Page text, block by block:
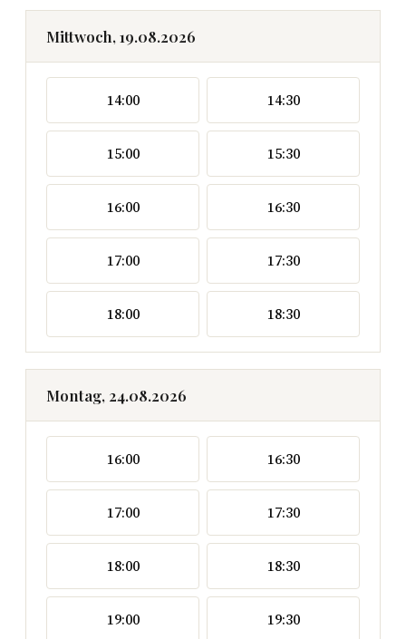
Mittwoch, 19.08.2026
14:00 14:30
15:00 15:30
16:00 16:30
17:00 17:30
18:00 18:30
Montag, 24.08.2026
16:00 16:30
17:00 17:30
18:00 18:30
19:00 19:30